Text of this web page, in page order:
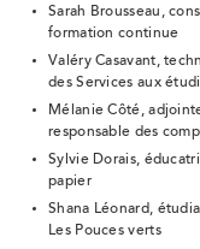
Sarah Brousseau,
formation continue
Valéry Casavant,
des Services aux
Mélanie Côté,
responsable des
Sylvie Dorais,
papier
Shana Léonard,
Les Pouces verts